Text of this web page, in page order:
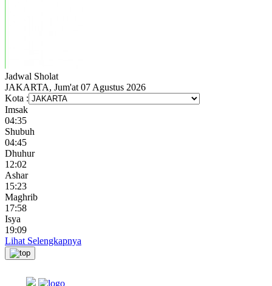
Jadwal Sholat
JAKARTA, Jum'at 07 Agustus 2026
Kota :
Imsak
04:35
Shubuh
04:45
Dhuhur
12:02
Ashar
15:23
Maghrib
17:58
Isya
19:09
Lihat Selengkapnya